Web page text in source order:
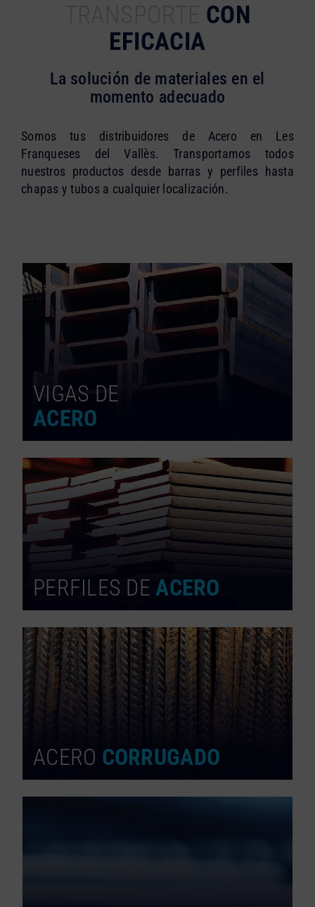
CON
EFICACIA
La solución de materiales en el
momento adecuado
Somos tus distribuidores de Acero en Les
Franqueses del Vallès. Transportamos todos
nuestros productos desde barras y perfiles hasta
chapas y tubos a cualquier localización.
VIGAS DE
ACERO
PERFILES DEACERO
ACERO CORRUGADO